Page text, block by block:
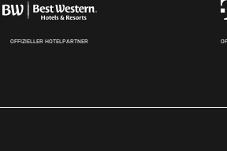
OFFIZIELLER HOTELPARTNER